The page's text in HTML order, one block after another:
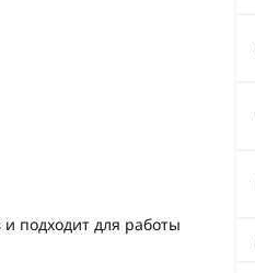
подходит для работы